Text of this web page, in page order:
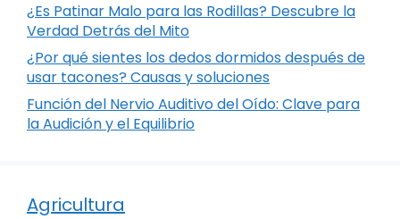
¿Es Patinar Malo para las Rodillas? Descubre la
Verdad Detrás del Mito
¿Por qué sientes los dedos dormidos después de
usar tacones? Causas y soluciones
Función del Nervio Auditivo del Oído: Clave para
la Audición y el Equilibrio
Agricultura